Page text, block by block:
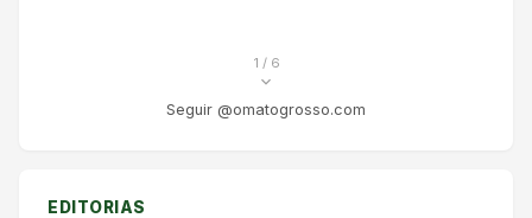
1 / 6
Seguir @omatogrosso.com
EDITORIAS